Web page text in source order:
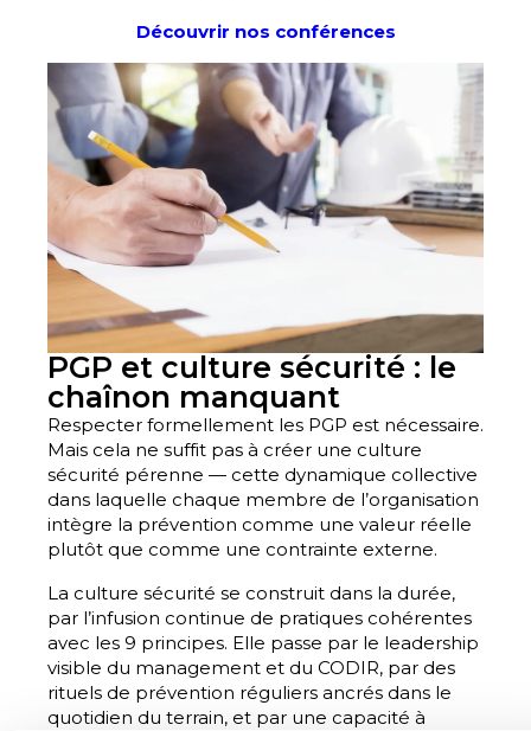
Découvrir nos conférences
PGP et culture sécurité : le
chaînon manquant
Respecter formellement les PGP est nécessaire.
Mais cela ne suffit pas à créer une culture
sécurité pérenne — cette dynamique collective
dans laquelle chaque membre de l’organisation
intègre la prévention comme une valeur réelle
plutôt que comme une contrainte externe.
La culture sécurité se construit dans la durée,
par l’infusion continue de pratiques cohérentes
avec les 9 principes. Elle passe par le leadership
visible du management et du CODIR, par des
rituels de prévention réguliers ancrés dans le
quotidien du terrain, et par une capacité à